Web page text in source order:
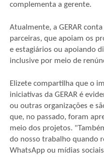
complementa a gerente.
Atualmente, a GERAR
parceiras, que apoiam os
e estagiários ou apoiando
inclusive por meio de
Elizete compartilha que o
iniciativas da GERAR é
ou outras organizações e
que, no passado, foram
meio dos projetos.
do nosso trabalho quando
WhatsApp ou mídias